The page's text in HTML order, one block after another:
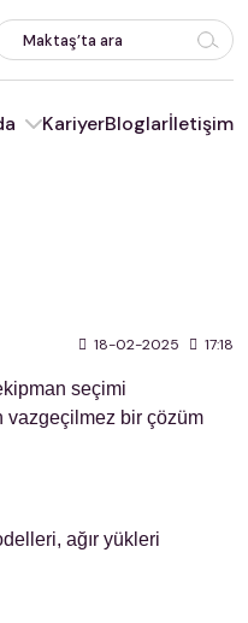
KariyerBloglarİletişim
18-02-2025 17:18
seçimi
vazgeçilmez bir çözüm
ağır yükleri